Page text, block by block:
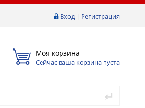
Вход| Регистрация
Моя корзина
Сейчас ваша корзина пуста